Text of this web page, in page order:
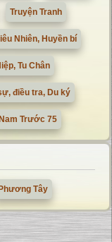
Truyện Tranh
Nhiên, Huyền bí
Tu Chân
điều tra, Du ký
Trước 75
Phương Tây